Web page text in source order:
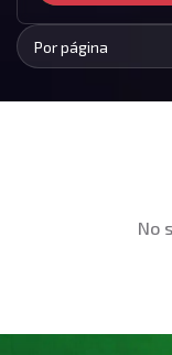
Por página
No